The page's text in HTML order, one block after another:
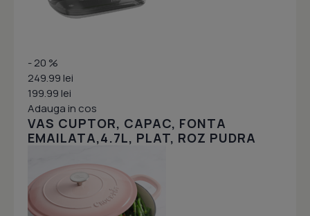
- 20 %
249.99 lei
199.99 lei
Adauga in cos
VAS CUPTOR, CAPAC, FONTA
EMAILATA,4.7L, PLAT, ROZ PUDRA